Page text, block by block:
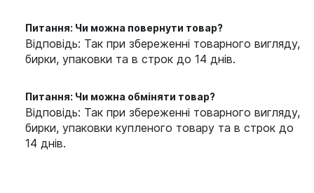
Питання: Чи можна повернути товар?
Відповідь: Так при збереженні товарного вигляду,
бирки, упаковки та в строк до 14 днів.
Питання: Чи можна обміняти товар?
Відповідь: Так при збереженні товарного вигляду,
бирки, упаковки купленого товару та в строк до
14 днів.